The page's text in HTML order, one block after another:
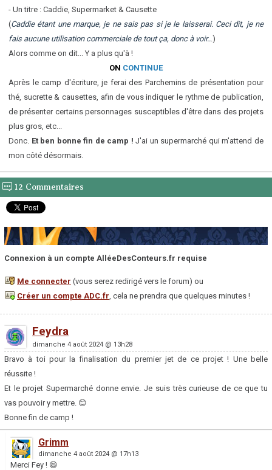
- Un titre : Caddie, Supermarket & Causette
(Caddie étant une marque, je ne sais pas si je le laisserai. Ceci dit, je ne
fais aucune utilisation commerciale de tout ça, donc à voir...)
Alors comme on dit... Y a plus qu'à !
ON CONTINUE
Après le camp d'écriture, je ferai des Parchemins de présentation pour
thé, sucrette & causettes, afin de vous indiquer le rythme de publication,
de présenter certains personnages susceptibles d'être dans des projets
plus gros, etc...
Donc. Et ben bonne fin de camp ! J'ai un supermarché qui m'attend de
mon côté désormais.
12 Commentaires
Connexion à un compte AlléeDesConteurs.fr requise
Me connecter (vous serez redirigé vers le forum) ou
Créer un compte ADC.fr, cela ne prendra que quelques minutes !
Feydra
dimanche 4 août 2024 @ 13h28
Bravo à toi pour la finalisation du premier jet de ce projet ! Une belle
réussite !
Et le projet Supermarché donne envie. Je suis très curieuse de ce que tu
vas pouvoir y mettre. 😊
Bonne fin de camp !
Grimm
dimanche 4 août 2024 @ 17h13
Merci Fey ! 😄